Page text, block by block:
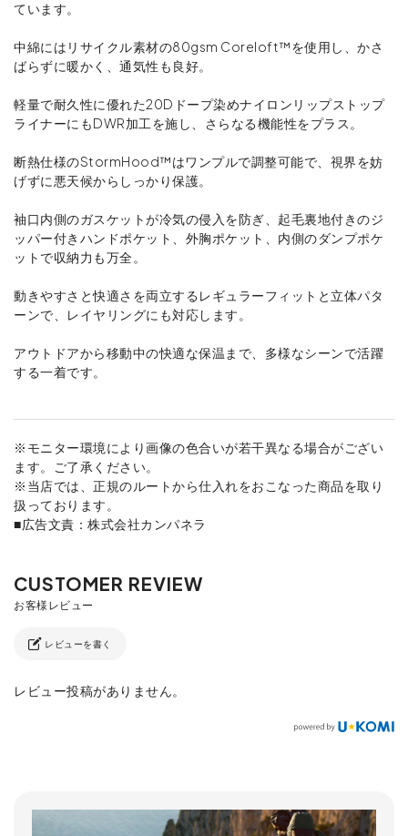
ています。
中綿にはリサイクル素材の80gsm Coreloft™を使用し、かさ
ばらずに暖かく、通気性も良好。
軽量で耐久性に優れた20Dドープ染めナイロンリップストップ
ライナーにもDWR加工を施し、さらなる機能性をプラス。
断熱仕様のStormHood™はワンプルで調整可能で、視界を妨
げずに悪天候からしっかり保護。
袖口内側のガスケットが冷気の侵入を防ぎ、起毛裏地付きのジ
ッパー付きハンドポケット、外胸ポケット、内側のダンプポケ
ットで収納力も万全。
動きやすさと快適さを両立するレギュラーフィットと立体パタ
ーンで、レイヤリングにも対応します。
アウトドアから移動中の快適な保温まで、多様なシーンで活躍
する一着です。
※モニター環境により画像の色合いが若干異なる場合がござい
ます。ご了承ください。
※当店では、正規のルートから仕入れをおこなった商品を取り
扱っております。
■広告文責：株式会社カンパネラ
レビューを書く
レビュー投稿がありません。